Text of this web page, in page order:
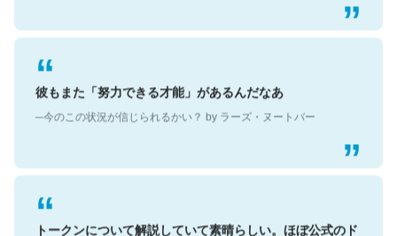
彼もまた「努力できる才能」があるんだなあ
─今のこの状況が信じられるかい？ by ラーズ・ヌートバー
トークンについて解説していて素晴らしい。ほぼ公式のド